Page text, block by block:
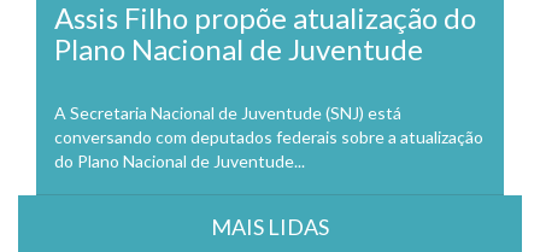
Assis Filho propõe atualização do
Plano Nacional de Juventude
A Secretaria Nacional de Juventude (SNJ) está
conversando com deputados federais sobre a atualização
do Plano Nacional de Juventude...
MAIS LIDAS